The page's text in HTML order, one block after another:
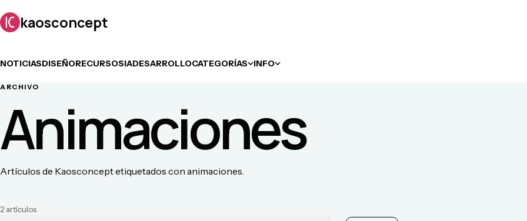
kaosconcept
NOTICIASDISEÑORECURSOSIADESARROLLOCATEGORÍAS INFO
ARCHIVO
Animaciones
Artículos de Kaosconcept etiquetados con animaciones.
2 artículos